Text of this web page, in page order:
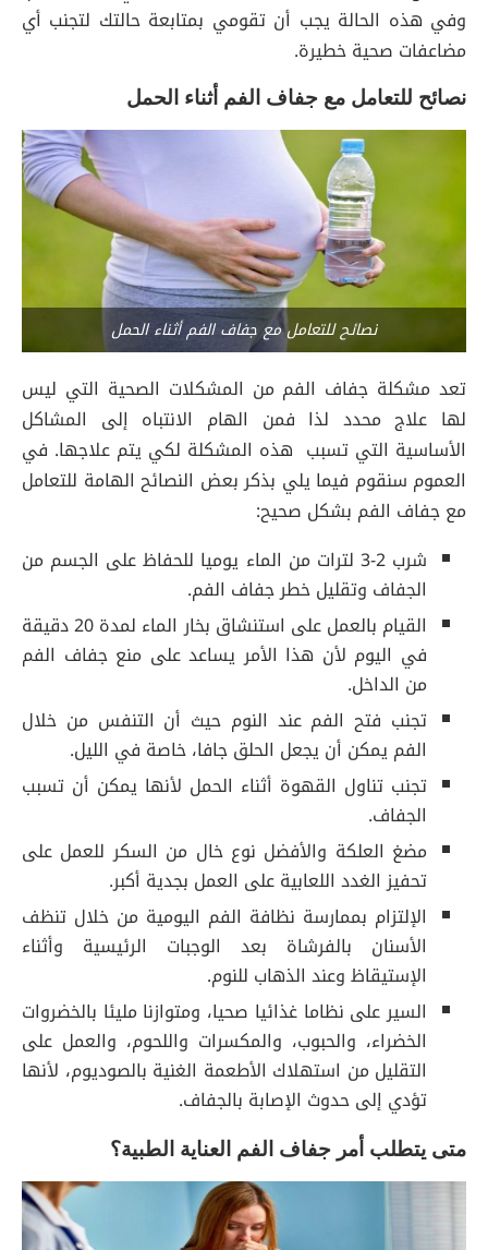
وفي هذه الحالة يجب أن تقومي بمتابعة حالتك لتجنب أي
مضاعفات صحية خطيرة.
نصائح للتعامل مع جفاف الفم أثناء الحمل
نصائح للتعامل مع جفاف الفم أثناء الحمل
تعد مشكلة جفاف الفم من المشكلات الصحية التي ليس
لها علاج محدد لذا فمن الهام الانتباه إلى المشاكل
الأساسية التي تسبب هذه المشكلة لكي يتم علاجها. في
العموم سنقوم فيما يلي بذكر بعض النصائح الهامة للتعامل
مع جفاف الفم بشكل صحيح:
شرب 2-3 لترات من الماء يوميا للحفاظ على الجسم من
الجفاف وتقليل خطر جفاف الفم.
القيام بالعمل على استنشاق بخار الماء لمدة 20 دقيقة
في اليوم لأن هذا الأمر يساعد على منع جفاف الفم
من الداخل.
تجنب فتح الفم عند النوم حيث أن التنفس من خلال
الفم يمكن أن يجعل الحلق جافا، خاصة في الليل.
تجنب تناول القهوة أثناء الحمل لأنها يمكن أن تسبب
الجفاف.
مضغ العلكة والأفضل نوع خال من السكر للعمل على
تحفيز الغدد اللعابية على العمل بجدية أكبر.
الإلتزام بممارسة نظافة الفم اليومية من خلال تنظف
الأسنان بالفرشاة بعد الوجبات الرئيسية وأثناء
الإستيقاظ وعند الذهاب للنوم.
السير على نظاما غذائيا صحيا، ومتوازنا مليئا بالخضروات
الخضراء، والحبوب، والمكسرات واللحوم، والعمل على
التقليل من استهلاك الأطعمة الغنية بالصوديوم، لأنها
تؤدي إلى حدوث الإصابة بالجفاف.
متى يتطلب أمر جفاف الفم العناية الطبية؟